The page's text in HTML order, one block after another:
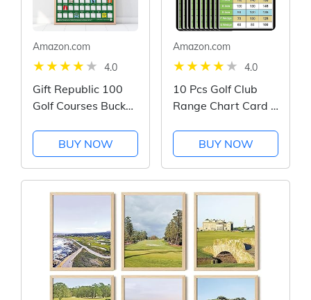
Amazon.com
4.0
Gift Republic 100
Golf Courses Bucket
BUY NOW
Amazon.com
4.0
10 Pcs Golf Club
Range Chart Card 2
Quick Reference
Distance Card Golf
Club Range
Estimation Cheat
Sheet Golfing Guide
Card for Golf...
BUY NOW